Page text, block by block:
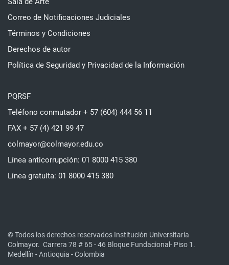
Correo de Notificaciones Judiciales
Términos y Condiciones
Derechos de autor
Política de Seguridad y Privacidad de la Información
PQRSF
Teléfono conmutador + 57 (604) 444 56 11
FAX + 57 (4) 421 99 47
colmayor@colmayor.edu.co
Línea anticorrupción: 01 8000 415 380
Línea gratuita: 01 8000 415 380
© Todos los derechos reservados Institución Universitaria
Colmayor. Carrera 78 # 65 - 46 Bloque Fundacional- Piso 1.
Medellín - Antioquia - Colombia